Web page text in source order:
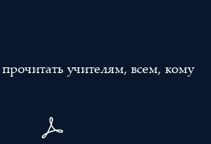
учителям, всем, кому